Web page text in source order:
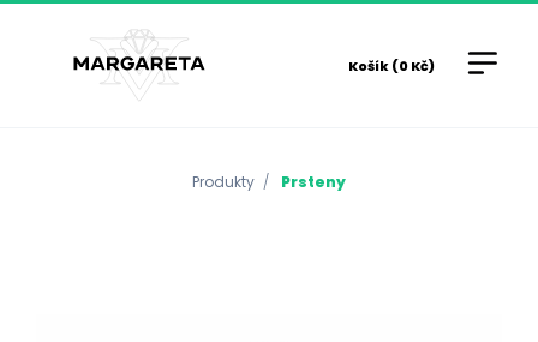
Košík (0 Kč)
Produkty Prsteny